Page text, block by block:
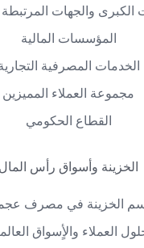
الكبرى والجهات
المؤسسات المالية
الخدمات المصرفية
مجموعة العملاء المميزين
القطاع الحكومي
الخزينة وأسواق رأس المال
الخزينة في مصرف
العملاء والأٍسواق